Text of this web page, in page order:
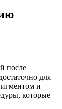
после
для
и
которые